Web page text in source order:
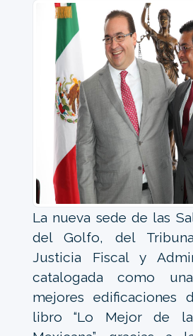
La nueva sede de las
del Golfo, del
Justicia Fiscal y
catalogada como
mejores edificaciones
libro “Lo Mejor de la